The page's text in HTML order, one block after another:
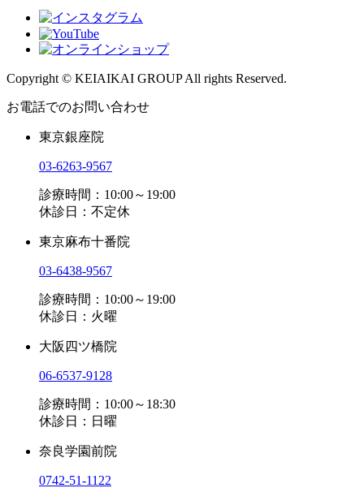
Copyright © KEIAIKAI GROUP All rights Reserved.
お電話でのお問い合わせ
東京銀座院
03-6263-9567
診療時間：10:00～19:00
休診日：不定休
東京麻布十番院
03-6438-9567
診療時間：10:00～19:00
休診日：火曜
大阪四ツ橋院
06-6537-9128
診療時間：10:00～18:30
休診日：日曜
奈良学園前院
0742-51-1122